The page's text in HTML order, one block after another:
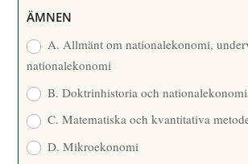
R
ÄMNEN
A. Allmänt om nationalekonomi,
nationalekonomi
B. Doktrinhistoria och
C. Matematiska och kvantitativa
D. Mikroekonomi